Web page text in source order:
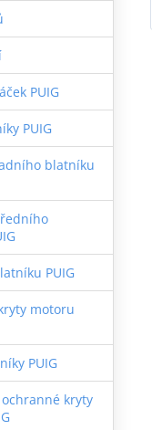
PUIG
PUIG
blatníku
PUIG
motoru
PUIG
kryty